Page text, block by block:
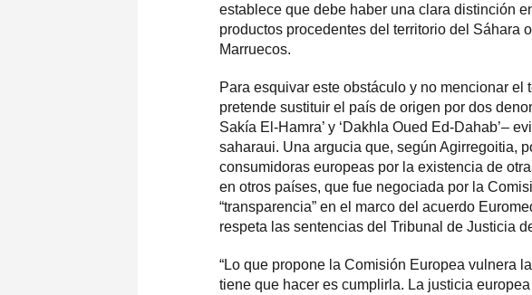
establece que debe haber una clara distinción
productos procedentes del territorio del Sáhara
Marruecos.
Para esquivar este obstáculo y no mencionar
pretende sustituir el país de origen por dos
Sakía El-Hamra’ y ‘Dakhla Oued Ed-Dahab’–
saharaui. Una argucia que, según Agirregoitia,
consumidoras europeas por la existencia de
en otros países, que fue negociada por la
“transparencia” en el marco del acuerdo
respeta las sentencias del Tribunal de Justicia
“Lo que propone la Comisión Europea vulnera
tiene que hacer es cumplirla. La justicia